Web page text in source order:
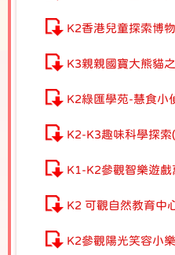
K2香港兒童探索博
K3親親國寶大熊貓
K2綠匯學苑-慧食小
K2-K3趣味科學探
K1-K2參觀智樂遊
K2 可觀自然教育中
K2參觀陽光笑容小